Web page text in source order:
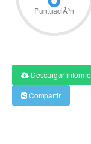
PuntuaciÃ³n
Descargar informe
Compartir